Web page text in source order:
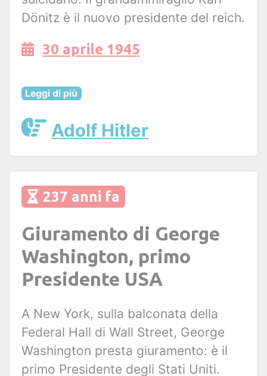
Dönitz è il nuovo presidente del reich.
30 aprile 1945
Leggi di più
Adolf Hitler
237 anni fa
Giuramento di George
Washington, primo
Presidente USA
A New York, sulla balconata della
Federal Hall di Wall Street, George
Washington presta giuramento: è il
primo Presidente degli Stati Uniti.